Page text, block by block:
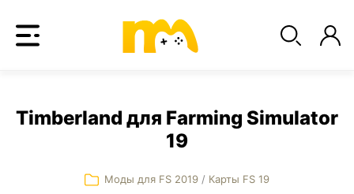
Timberland для Farming Simulator
19
Моды для FS 2019 / Карты FS 19